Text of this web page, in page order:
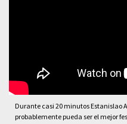
Durante casi 20 minutos Estanislao
probablemente pueda ser el mejor